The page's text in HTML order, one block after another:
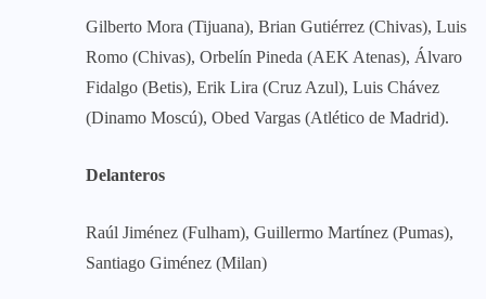
Gilberto Mora (Tijuana), Brian Gutiérrez (Chivas), Luis
Romo (Chivas), Orbelín Pineda (AEK Atenas), Álvaro
Fidalgo (Betis), Erik Lira (Cruz Azul), Luis Chávez
(Dinamo Moscú), Obed Vargas (Atlético de Madrid).
Delanteros
Raúl Jiménez (Fulham), Guillermo Martínez (Pumas),
Santiago Giménez (Milan)